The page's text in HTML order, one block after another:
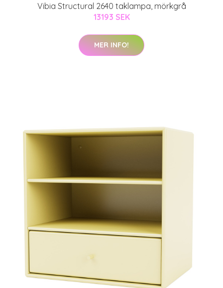
Vibia Structural 2640 taklampa, mörkgrå
13193 SEK
MER INFO!